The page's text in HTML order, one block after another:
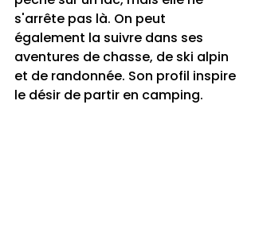
s'arrête pas là. On peut
également la suivre dans ses
aventures de chasse, de ski alpin
et de randonnée. Son profil inspire
le désir de partir en camping.